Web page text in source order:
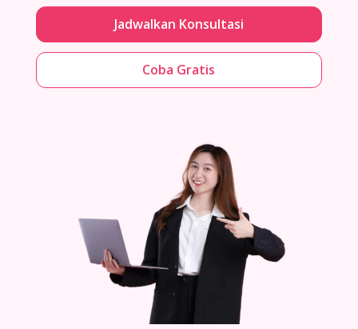
Jadwalkan Konsultasi
Coba Gratis